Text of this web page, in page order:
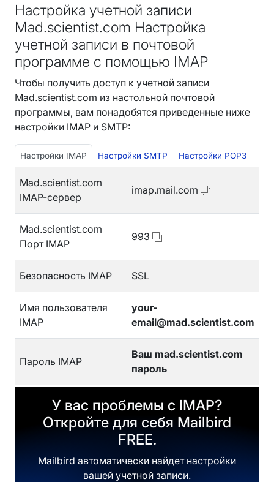
Настройка учетной записи
Mad.scientist.com Настройка
учетной записи в почтовой
программе с помощью IMAP
Чтобы получить доступ к учетной записи
Mad.scientist.com из настольной почтовой
программы, вам понадобятся приведенные ниже
настройки IMAP и SMTP:
Настройки IMAP Настройки SMTP Настройки POP3
Mad.scientist.com
IMAP-сервер
imap.mail.com
Mad.scientist.com
Порт IMAP
993
Безопасность IMAP SSL
Имя пользователя
IMAP
your-
email@mad.scientist.com
Пароль IMAP
Ваш mad.scientist.com
пароль
У вас проблемы с IMAP?
Откройте для себя Mailbird
FREE.
Mailbird автоматически найдет настройки
вашей учетной записи.